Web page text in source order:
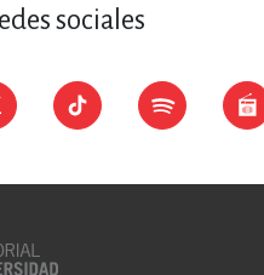
sociales